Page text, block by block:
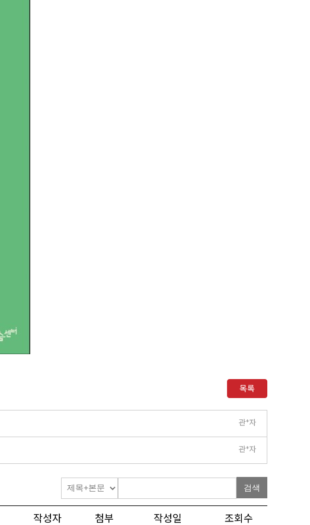
목록
관*자
관*자
검색
작성자 첨부 작성일 조회수